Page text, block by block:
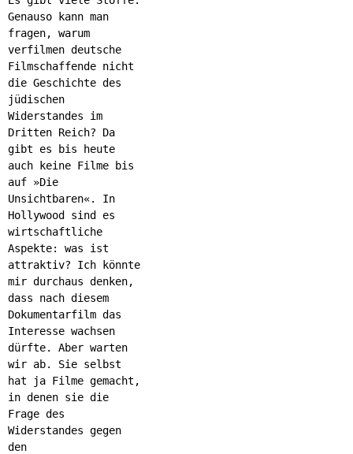
Genauso kann man
fragen, warum
verfilmen deutsche
Filmschaffende nicht
die Geschichte des
jüdischen
Widerstandes im
Dritten Reich? Da
gibt es bis heute
auch keine Filme bis
auf »Die
Unsichtbaren«. In
Hollywood sind es
wirtschaftliche
Aspekte: was ist
attraktiv? Ich könnte
mir durchaus denken,
dass nach diesem
Dokumentarfilm das
Interesse wachsen
dürfte. Aber warten
wir ab. Sie selbst
hat ja Filme gemacht,
in denen sie die
Frage des
Widerstandes gegen
den